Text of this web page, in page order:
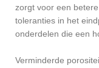
zorgt voor een
toleranties in het
onderdelen die een
Verminderde